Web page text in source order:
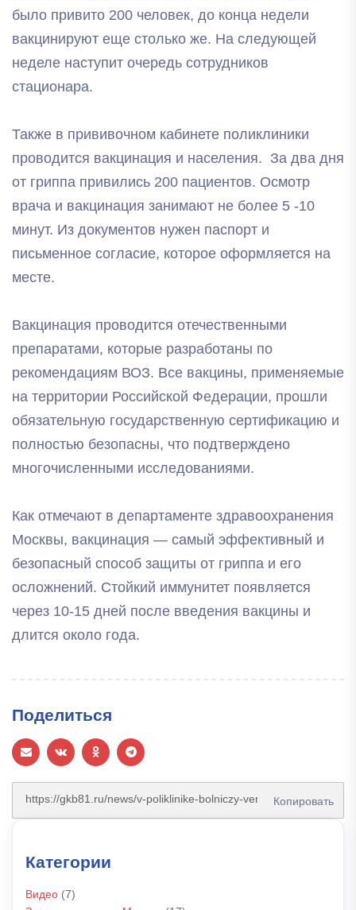
было привито 200 человек, до конца недели
вакцинируют еще столько же. На следующей
неделе наступит очередь сотрудников
стационара.
Также в прививочном кабинете поликлиники
проводится вакцинация и населения. За два дня
от гриппа привились 200 пациентов. Осмотр
врача и вакцинация занимают не более 5 -10
минут. Из документов нужен паспорт и
письменное согласие, которое оформляется на
месте.
Вакцинация проводится отечественными
препаратами, которые разработаны по
рекомендациям ВОЗ. Все вакцины, применяемые
на территории Российской Федерации, прошли
обязательную государственную сертификацию и
полностью безопасны, что подтверждено
многочисленными исследованиями.
Как отмечают в департаменте здравоохранения
Москвы, вакцинация — самый эффективный и
безопасный способ защиты от гриппа и его
осложнений. Стойкий иммунитет появляется
через 10-15 дней после введения вакцины и
длится около года.
Поделиться
Копировать
Категории
Видео (7)